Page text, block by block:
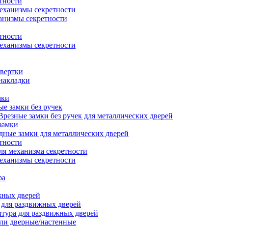
секретности
секретности
секретности
замки без ручек
замки без ручек для металлических дверей
замки для металлических дверей
механизма секретности
секретности
дверей
раздвижных дверей
для раздвижных дверей
дверные/настенные